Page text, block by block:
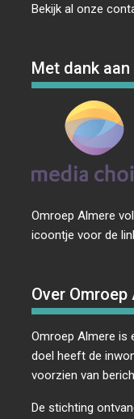
Bekijk al onze
Met dank aan
Omroep Almere
icoontje voor de
Over Omroep
Omroep Almere is
doel heeft de
voorzien van
De stichting